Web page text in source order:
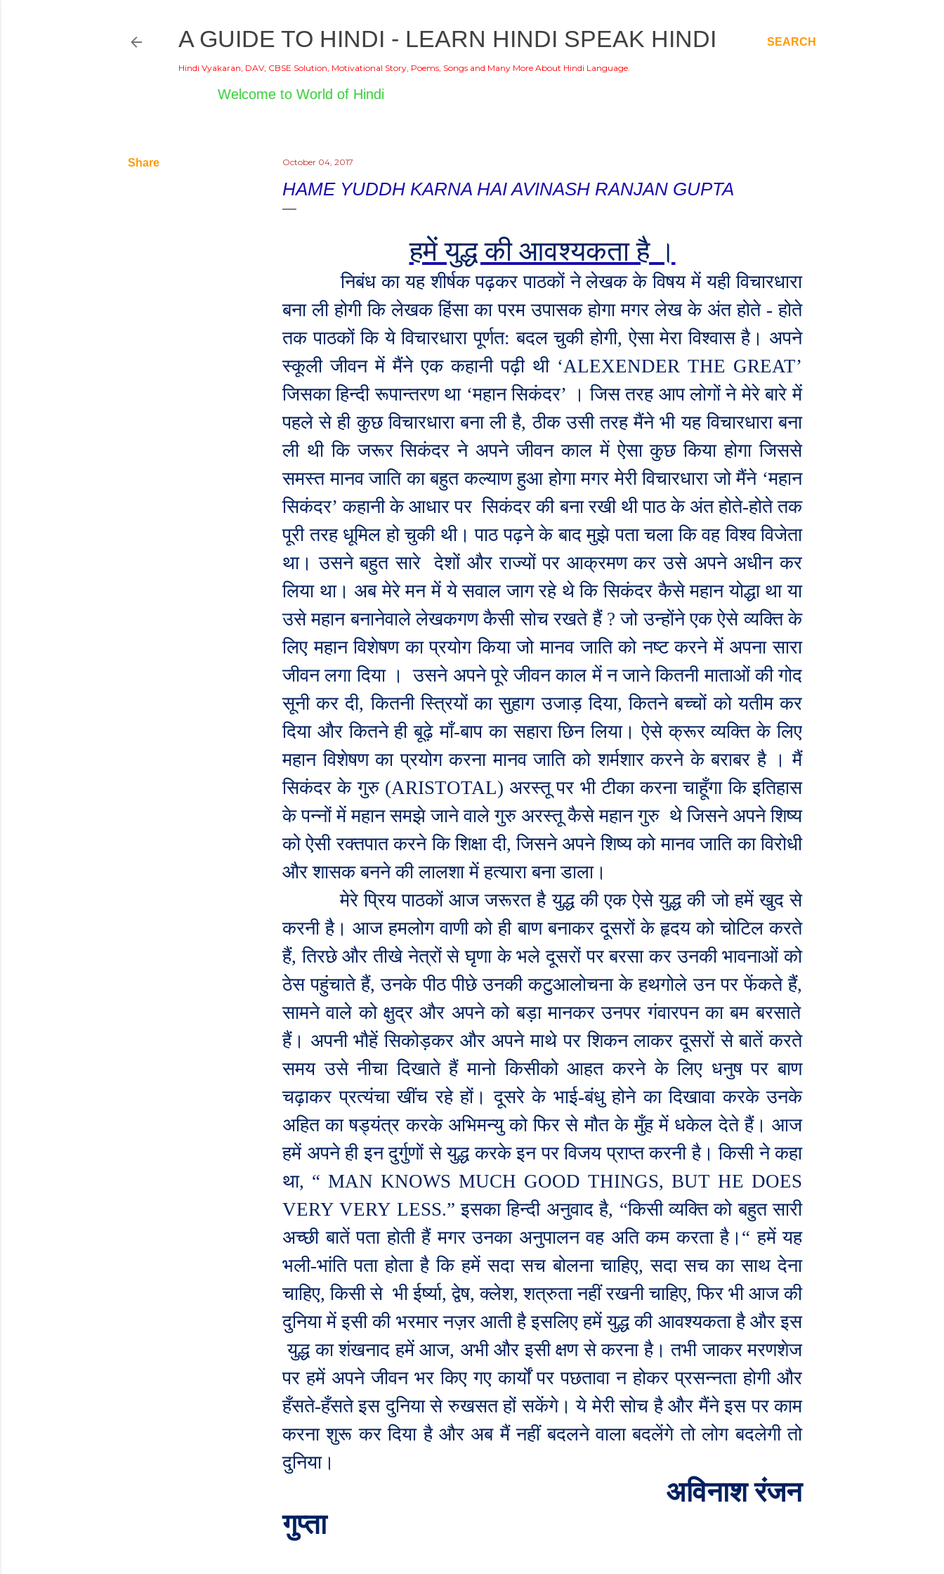
SEARCH
A GUIDE TO HINDI - LEARN HINDI SPEAK HINDI
Hindi Vyakaran, DAV, CBSE Solution, Motivational Story, Poems, Songs and Many More About Hindi Language.
Welcome to World of Hindi
Share October 04, 2017
HAME YUDDH KARNA HAI AVINASH RANJAN GUPTA
हमें युद्ध की आवश्यकता है ।
निबंध का यह शीर्षक पढ़कर पाठकों ने लेखक के विषय में यही विचारधारा
बना ली होगी कि लेखक हिंसा का परम उपासक होगा मगर लेख के अंत होते - होते
तक पाठकों कि ये विचारधारा पूर्णत: बदल चुकी होगी, ऐसा मेरा विश्वास है। अपने
स्कूली जीवन में मैंने एक कहानी पढ़ी थी ‘ALEXENDER THE GREAT’
जिसका हिन्दी रूपान्तरण था ‘महान सिकंदर’ । जिस तरह आप लोगों ने मेरे बारे में
पहले से ही कुछ विचारधारा बना ली है, ठीक उसी तरह मैंने भी यह विचारधारा बना
ली थी कि जरूर सिकंदर ने अपने जीवन काल में ऐसा कुछ किया होगा जिससे
समस्त मानव जाति का बहुत कल्याण हुआ होगा मगर मेरी विचारधारा जो मैंने ‘महान
सिकंदर’ कहानी के आधार पर सिकंदर की बना रखी थी पाठ के अंत होते-होते तक
पूरी तरह धूमिल हो चुकी थी। पाठ पढ़ने के बाद मुझे पता चला कि वह विश्व विजेता
था। उसने बहुत सारे
देशों और राज्यों पर आक्रमण कर उसे अपने अधीन कर
लिया था। अब मेरे मन में ये सवाल जाग रहे थे कि सिकंदर कैसे महान योद्धा था या
उसे महान बनानेवाले लेखकगण कैसी सोच रखते हैं ? जो उन्होंने एक ऐसे व्यक्ति के
लिए महान विशेषण का प्रयोग किया जो मानव जाति को नष्ट करने में अपना सारा
जीवन लगा दिया ।
उसने अपने पूरे जीवन काल में न जाने कितनी माताओं की गोद
सूनी कर दी, कितनी स्त्रियों का सुहाग उजाड़ दिया, कितने बच्चों को यतीम कर
दिया और कितने ही बूढ़े माँ-बाप का सहारा छिन लिया। ऐसे क्रूर व्यक्ति के लिए
महान विशेषण का प्रयोग करना मानव जाति को शर्मशार करने के बराबर है । मैं
सिकंदर के गुरु (ARISTOTAL) अरस्तू पर भी टीका करना चाहूँगा कि इतिहास
के पन्नों में महान समझे जाने वाले गुरु अरस्तू कैसे महान गुरु थे जिसने अपने शिष्य
को ऐसी रक्तपात करने कि शिक्षा दी,जिसने अपने शिष्य को मानव जाति का विरोधी
और शासक बनने की लालशा में हत्यारा बना डाला।
मेरे प्रिय पाठकों आज जरूरत है युद्ध की एक ऐसे युद्ध की जो हमें खुद से
करनी है। आज हमलोग वाणी को ही बाण बनाकर दूसरों के हृदय को चोटिल करते
हैं, तिरछे और तीखे नेत्रों से घृणा के भले दूसरों पर बरसा कर उनकी भावनाओं को
ठेस पहुंचाते हैं, उनके पीठ पीछे उनकी कटुआलोचना के हथगोले उन पर फेंकते हैं,
सामने वाले को क्षुद्र और अपने को बड़ा मानकर उनपर गंवारपन का बम बरसाते
हैं। अपनी भौहें सिकोड़कर और अपने माथे पर शिकन लाकर दूसरों से बातें करते
समय उसे नीचा दिखाते हैं मानो किसीको आहत करने के लिए धनुष पर बाण
चढ़ाकर प्रत्यंचा खींच रहे हों। दूसरे के भाई-बंधु होने का दिखावा करके उनके
अहित का षड्यंत्र करके अभिमन्यु को फिर से मौत के मुँह में धकेल देते हैं। आज
हमें अपने ही इन दुर्गुणों से युद्ध करके इन पर विजय प्राप्त करनी है। किसी ने कहा
था, “ MAN KNOWS MUCH GOOD THINGS, BUT HE DOES
VERY VERY LESS.” इसका हिन्दी अनुवाद है, “किसी व्यक्ति को बहुत सारी
अच्छी बातें पता होती हैं मगर उनका अनुपालन वह अति कम करता है।“ हमें यह
भली-भांति पता होता है कि हमें सदा सच बोलना चाहिए,सदा सच का साथ देना
चाहिए, किसी से भी ईर्ष्या, द्वेष, क्लेश, शत्रुता नहीं रखनी चाहिए, फिर भी आज की
दुनिया में इसी की भरमार नज़र आती है इसलिए हमें युद्ध की आवश्यकता है और इस
युद्ध का शंखनाद हमें आज, अभी और इसी क्षण से करना है। तभी जाकर मरणशेज
पर हमें अपने जीवन भर किए गए कार्यों पर पछतावा न होकर प्रसन्नता होगी और
हँसते-हँसते इस दुनिया से रुखसत हों सकेंगे। ये मेरी सोच है और मैंने इस पर काम
करना शुरू कर दिया है और अब मैं नहीं बदलने वाला बदलेंगे तो लोग बदलेगी तो
दुनिया।
अविनाश रंजन
गुप्ता